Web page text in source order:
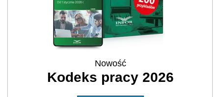
Nowość
Kodeks pracy 2026